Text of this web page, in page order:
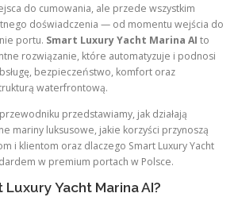
do cumowania, ale przede wszystkim
doświadczenia — od momentu wejścia do
portu. Smart Luxury Yacht Marina AI to
rozwiązanie, które automatyzuje i podnosi
bezpieczeństwo, komfort oraz
waterfrontową.
przedstawiamy, jak działają
mariny luksusowe, jakie korzyści przynoszą
i klientom oraz dlaczego Smart Luxury Yacht
w premium portach w Polsce.
Yacht Marina AI?